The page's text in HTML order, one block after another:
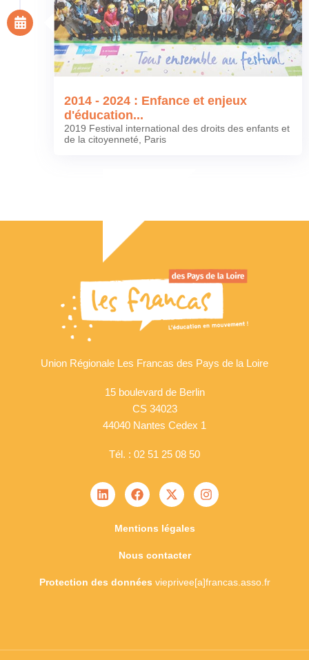
2014 - 2024 : Enfance et enjeux
d'éducation...
2019 Festival international des droits des enfants et
de la citoyenneté, Paris
Union Régionale Les Francas des Pays de la Loire
15 boulevard de Berlin
CS 34023
44040 Nantes Cedex 1
Tél. : 02 51 25 08 50
Mentions légales
Nous contacter
Protection des données vieprivee[a]francas.asso.fr